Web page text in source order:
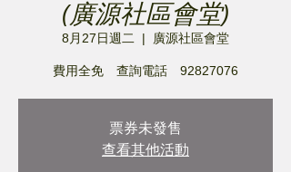
(廣源社區會堂)
8月27日週二
  |
廣源社區會堂
費用全免 查詢電話 92827076
票券未發售
查看其他活動